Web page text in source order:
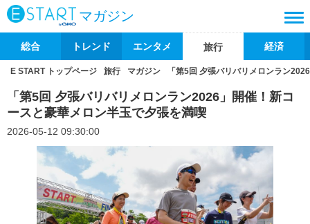
マガジン
総合 トレンド エンタメ 旅行 経済
E START トップページ 旅行 マガジン 「第5回 夕張バリバリメロンラン
「第5回 夕張バリバリメロンラン2026」開催！新コ
ースと豪華メロン半玉で夕張を満喫
2026-05-12 09:30:00